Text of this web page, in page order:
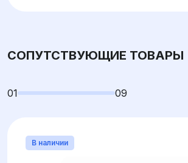
СОПУТСТВУЮЩИЕ ТОВАРЫ
01 09
В наличии